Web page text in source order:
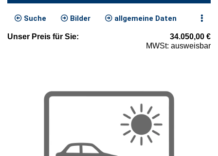
Suche Bilder allgemeine Daten
Unser Preis für Sie: 34.050,00 €
MWSt: ausweisbar